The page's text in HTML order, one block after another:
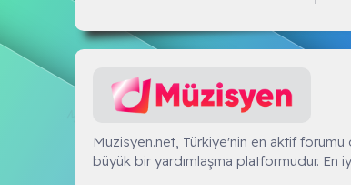
Muzisyen.NET
Muzisyen.net, Türkiye'nin en aktif forumu
büyük bir yardımlaşma platformudur. En